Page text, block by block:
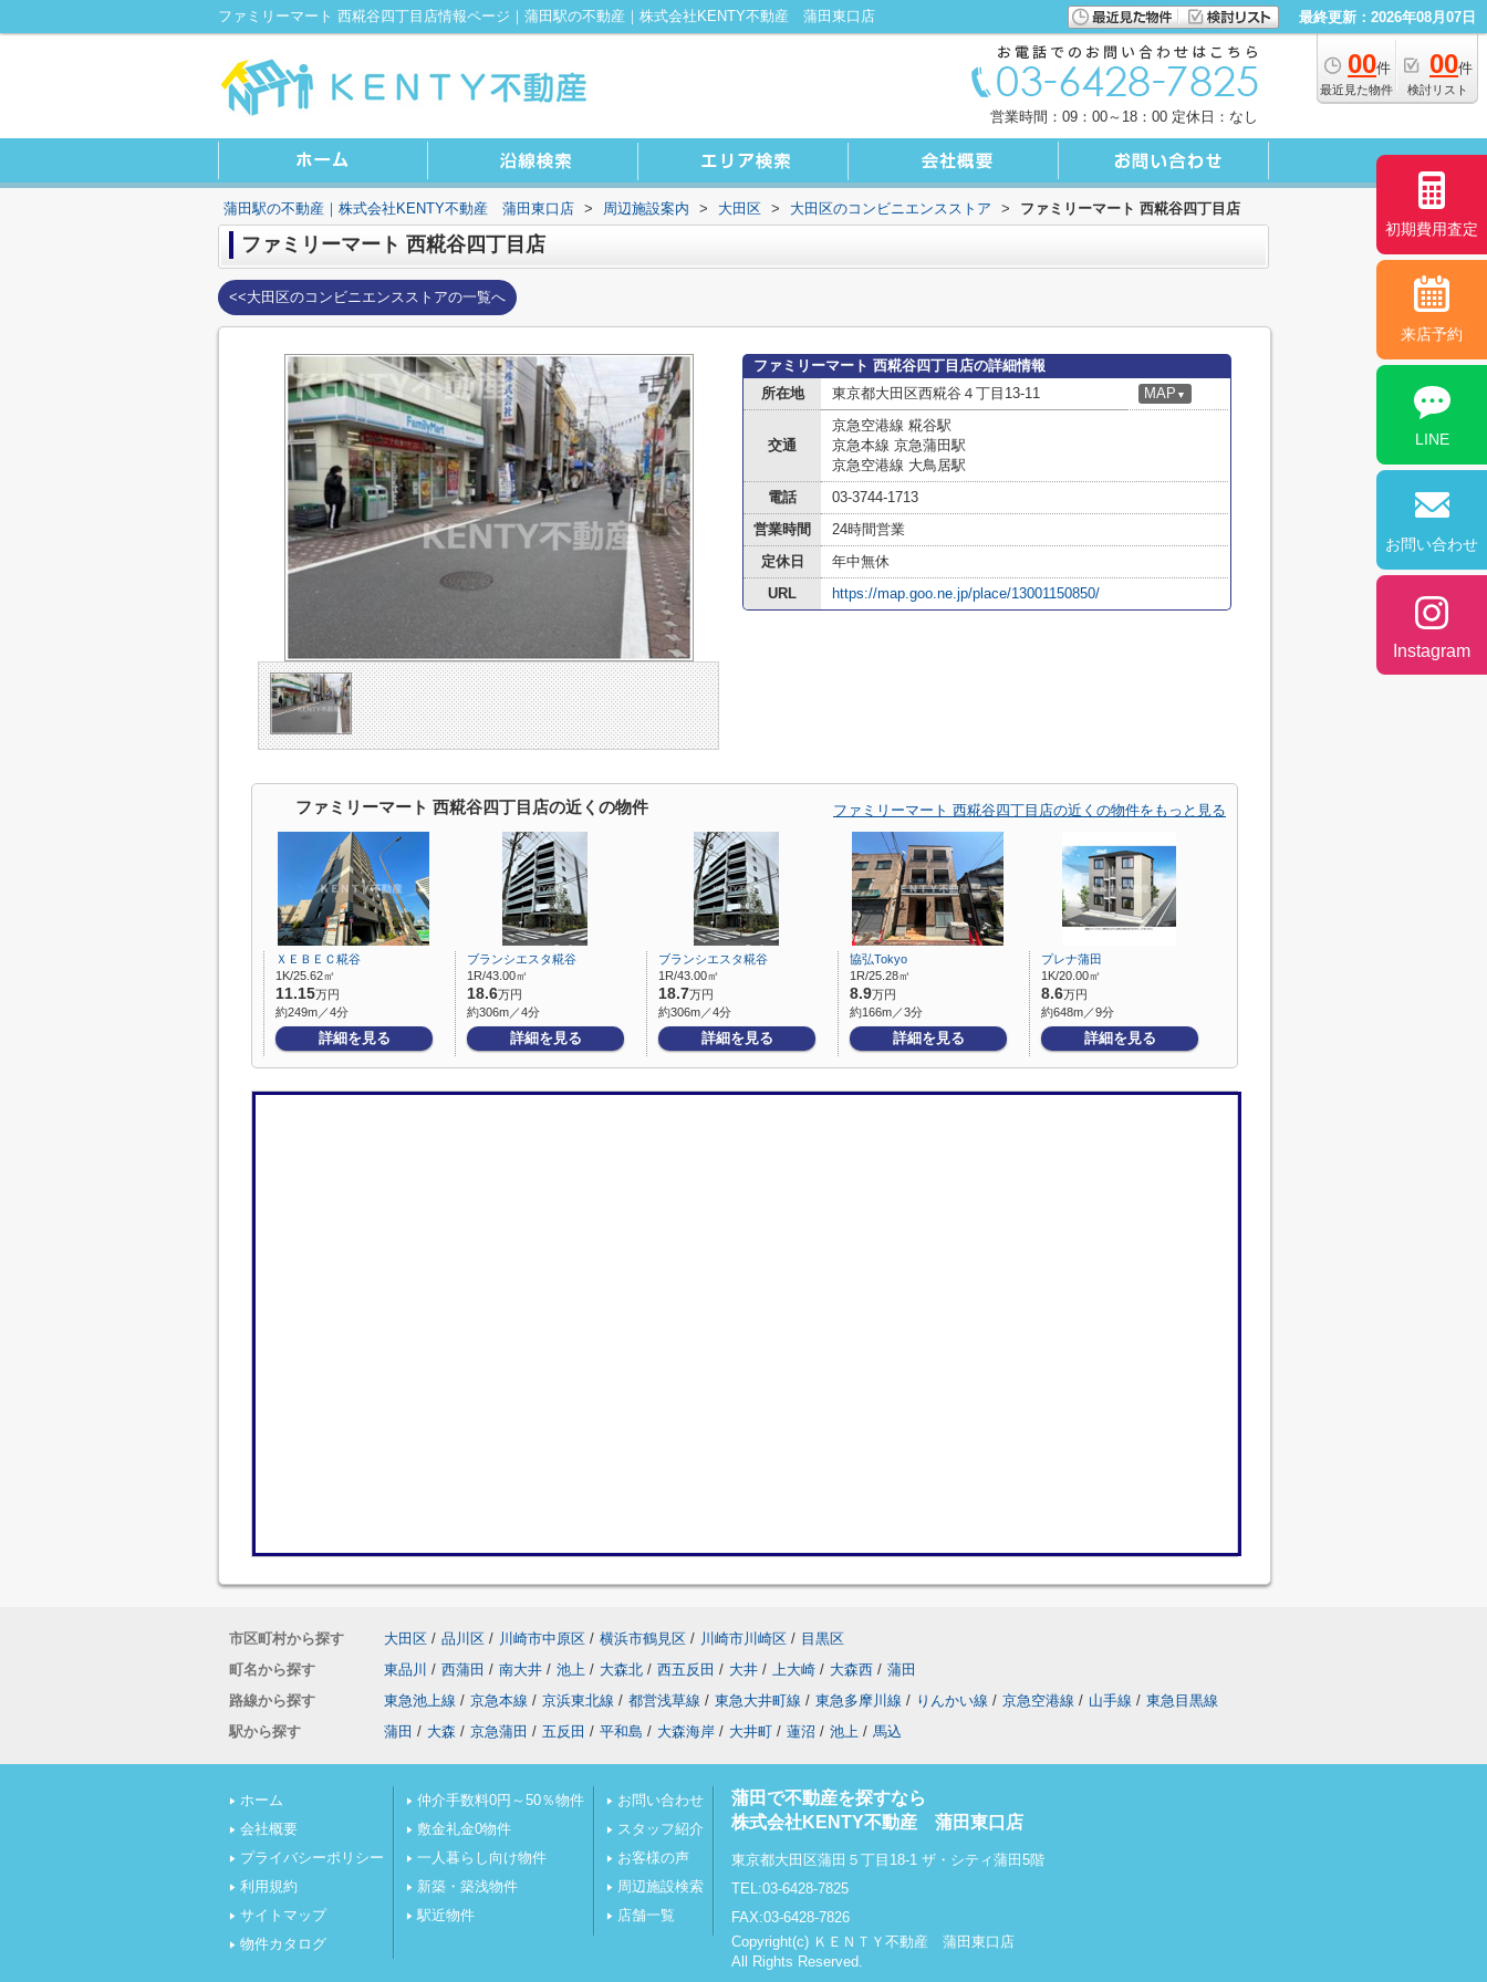
ファミリーマート 西糀谷四丁目店情報ページ｜蒲田駅の不動産｜株式会社KENTY不動産 蒲田東口店 最終更新：2026年08月07日
00件
最近見た物件
00件
検討リスト
営業時間：09：00～18：00 定休日：なし
蒲田駅の不動産｜株式会社KENTY不動産 蒲田東口店 > 周辺施設案内 > 大田区 > 大田区のコンビニエンスストア > ファミリーマート 西糀谷四丁目店
ファミリーマート 西糀谷四丁目店
<<大田区のコンビニエンスストアの一覧へ
ファミリーマート 西糀谷四丁目店の詳細情報
所在地
東京都大田区西糀谷４丁目13-11 MAP ▼
交通
京急空港線 糀谷駅
京急本線 京急蒲田駅
京急空港線 大鳥居駅
電話
03-3744-1713
営業時間
24時間営業
定休日
年中無休
URL
https://map.goo.ne.jp/place/13001150850/
ファミリーマート 西糀谷四丁目店の近くの物件 ファミリーマート 西糀谷四丁目店の近くの物件をもっと見る
ＸＥＢＥＣ糀谷
1K/25.62㎡
11.15万円
約249m／4分
詳細を見る
ブランシエスタ糀谷
1R/43.00㎡
18.6万円
約306m／4分
詳細を見る
ブランシエスタ糀谷
1R/43.00㎡
18.7万円
約306m／4分
詳細を見る
協弘Tokyo
1R/25.28㎡
8.9万円
約166m／3分
詳細を見る
プレナ蒲田
1K/20.00㎡
8.6万円
約648m／9分
詳細を見る
市区町村から探す 大田区 / 品川区 / 川崎市中原区 / 横浜市鶴見区 / 川崎市川崎区 / 目黒区
町名から探す
東品川 / 西蒲田 / 南大井 / 池上 / 大森北 / 西五反田 / 大井 / 上大崎 / 大森西 / 蒲田
路線から探す
東急池上線 / 京急本線 / 京浜東北線 / 都営浅草線 / 東急大井町線 / 東急多摩川線 / りんかい線 / 京急空港線 / 山手線 / 東急目黒線
駅から探す
蒲田 / 大森 / 京急蒲田 / 五反田 / 平和島 / 大森海岸 / 大井町 / 蓮沼 / 池上 / 馬込
ホーム
会社概要
プライバシーポリシー
利用規約
サイトマップ
物件カタログ
仲介手数料0円～50％物件
敷金礼金0物件
一人暮らし向け物件
新築・築浅物件
駅近物件
お問い合わせ
スタッフ紹介
お客様の声
周辺施設検索
店舗一覧
蒲田で不動産を探すなら
株式会社KENTY不動産 蒲田東口店
東京都大田区蒲田５丁目18-1 ザ・シティ蒲田5階
TEL:03-6428-7825
FAX:03-6428-7826
Copyright(c) ＫＥＮＴＹ不動産 蒲田東口店
All Rights Reserved.
初期費用査定
来店予約
LINE
お問い合わせ
Instagram